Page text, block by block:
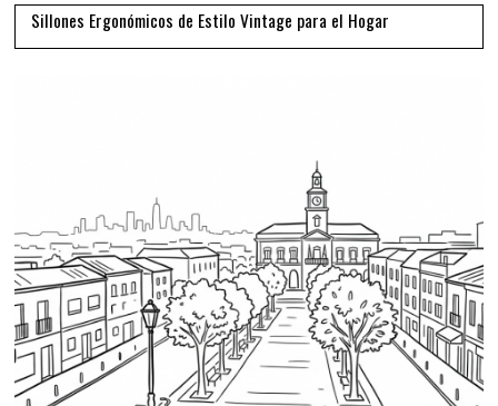
Sillones Ergonómicos de Estilo Vintage para el Hogar